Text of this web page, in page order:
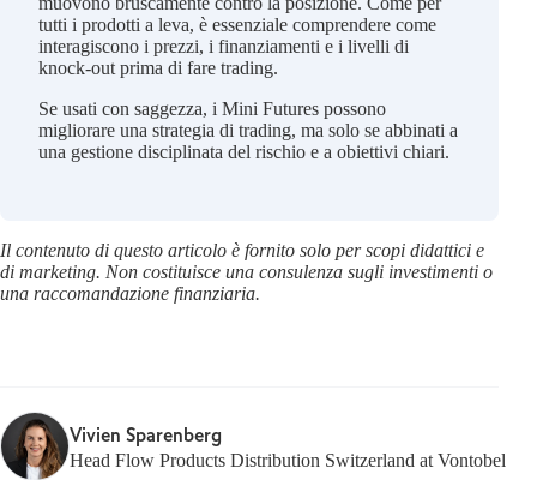
tutti i prodotti a leva, è essenziale comprendere come
interagiscono i prezzi, i finanziamenti e i livelli di
knock-out prima di fare trading.
Se usati con saggezza, i Mini Futures possono
migliorare una strategia di trading, ma solo se abbinati a
una gestione disciplinata del rischio e a obiettivi chiari.
Il contenuto di questo articolo è fornito solo per scopi didattici e
di marketing. Non costituisce una consulenza sugli investimenti o
una raccomandazione finanziaria.
Vivien Sparenberg
Head Flow Products Distribution Switzerland at Vontobel